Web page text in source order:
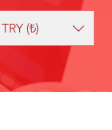
TRY (₺)